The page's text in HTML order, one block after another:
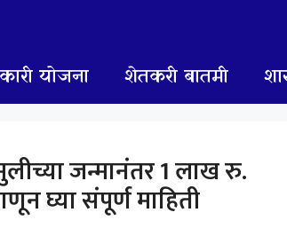
योजना शेतकरी बातमी
जन्मानंतर 1 लाख रु.
घ्या संपूर्ण माहिती